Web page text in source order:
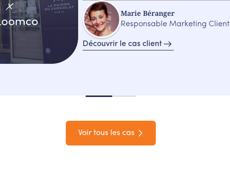
Marie Béranger
Responsable Marketing Client
Découvrir le cas client
Voir tous les cas